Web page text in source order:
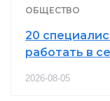
ОБЩЕСТВО
20
работать в
2026-08-05